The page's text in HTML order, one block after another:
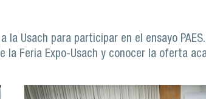
la Usach para participar en el ensayo
la Feria Expo-Usach y conocer la oferta